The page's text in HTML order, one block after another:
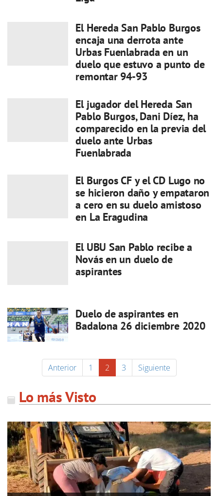
El Hereda San Pablo Burgos
encaja una derrota ante
Urbas Fuenlabrada en un
duelo que estuvo a punto de
remontar 94-93
El jugador del Hereda San
Pablo Burgos, Dani Díez, ha
comparecido en la previa del
duelo ante Urbas
Fuenlabrada
El Burgos CF y el CD Lugo no
se hicieron daño y empataron
a cero en su duelo amistoso
en La Eragudina
El UBU San Pablo recibe a
Novás en un duelo de
aspirantes
Duelo de aspirantes en
Badalona 26 diciembre 2020
Anterior 1 2 3 Siguiente
Lo más Visto